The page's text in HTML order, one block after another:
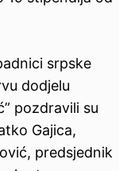
srpske
dodjelu
pozdravili su
Gajica,
predsjednik